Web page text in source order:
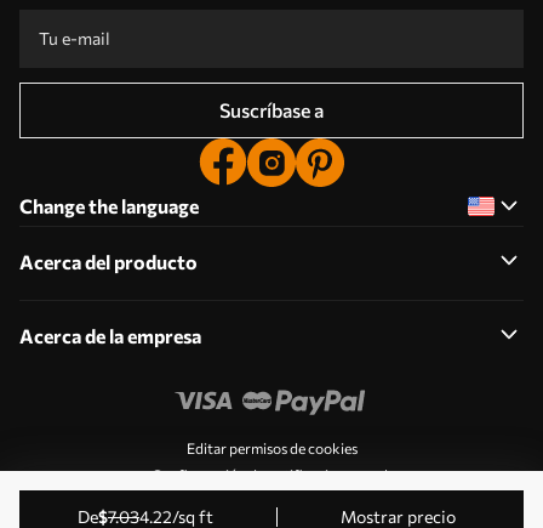
de$7.034.22/sq ft Mostrar precio
Suscríbase a
Change the language
Acerca del producto
Acerca de la empresa
Editar permisos de cookies
Configuración de notificaciones push
© 2011-2026 Uwalls . Todos los derechos reservados.